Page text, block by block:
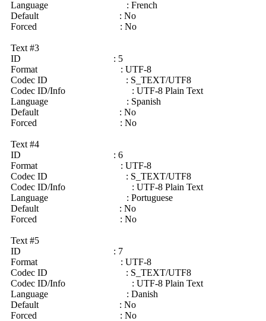
Language : French
Default : No
Forced : No
Text #3
ID : 5
Format : UTF-8
Codec ID : S_TEXT/UTF8
Codec ID/Info : UTF-8 Plain Text
Language : Spanish
Default : No
Forced : No
Text #4
ID : 6
Format : UTF-8
Codec ID : S_TEXT/UTF8
Codec ID/Info : UTF-8 Plain Text
Language : Portuguese
Default : No
Forced : No
Text #5
ID : 7
Format : UTF-8
Codec ID : S_TEXT/UTF8
Codec ID/Info : UTF-8 Plain Text
Language : Danish
Default : No
Forced : No